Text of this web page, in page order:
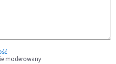
moderowany